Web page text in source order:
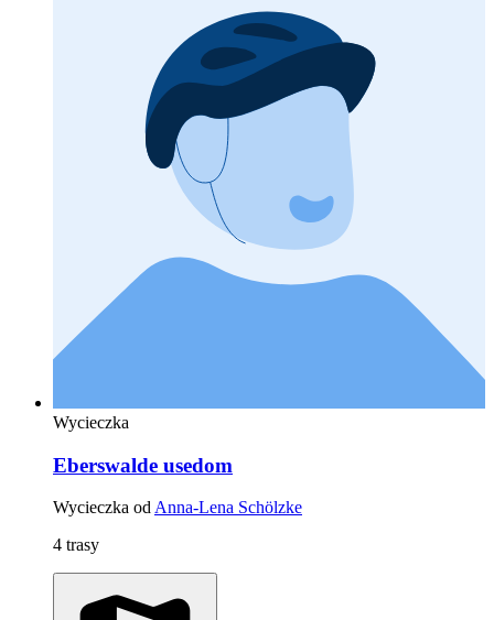
Wycieczka
Eberswalde usedom
Wycieczka od Anna-Lena Schölzke
4 trasy